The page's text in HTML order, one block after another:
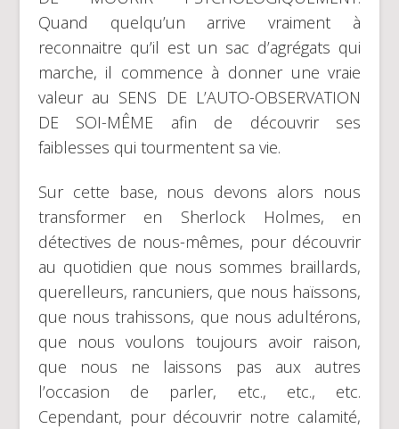
Quand quelqu’un arrive vraiment à
reconnaitre qu’il est un sac d’agrégats qui
marche, il commence à donner une vraie
valeur au SENS DE L’AUTO-OBSERVATION
DE SOI-MÊME afin de découvrir ses
faiblesses qui tourmentent sa vie.
Sur cette base, nous devons alors nous
transformer en Sherlock Holmes, en
détectives de nous-mêmes, pour découvrir
au quotidien que nous sommes braillards,
querelleurs, rancuniers, que nous haïssons,
que nous trahissons, que nous adultérons,
que nous voulons toujours avoir raison,
que nous ne laissons pas aux autres
l’occasion de parler, etc., etc., etc.
Cependant, pour découvrir notre calamité,